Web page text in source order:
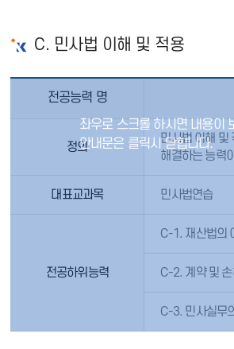
C. 민사법 이해 및 적용
전공능력 명
정의
민사법 이해 및
해결하는 능력
대표교과목 민사법연습
전공하위능력
C-1. 재산법의
C-2. 계약 및
C-3. 민사실무